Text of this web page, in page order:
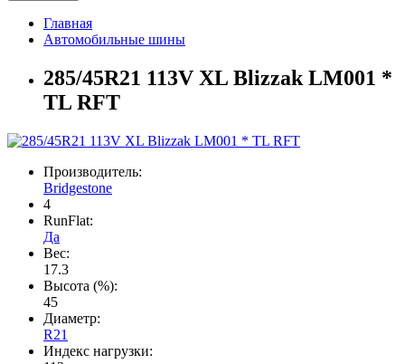
Главная
Автомобильные шины
285/45R21 113V XL Blizzak LM001 *
TL RFT
Производитель:
Bridgestone
4
RunFlat:
Да
Вес:
17.3
Высота (%):
45
Диаметр:
R21
Индекс нагрузки: